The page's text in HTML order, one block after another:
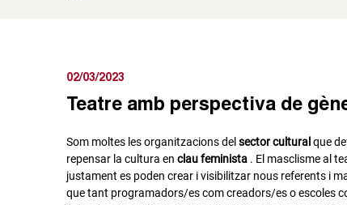
02/03/2023
Teatre amb perspectiva de
Som moltes les organitzacions delsector cultural que
repensar la cultura en clau feminista . El masclisme al
justament es poden crear i visibilitzar nous referents i
que tant programadors/es com creadors/es o escoles